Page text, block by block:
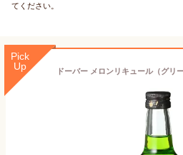
てください。
Pick
Up
ドーバー メロンリキュール（グリ